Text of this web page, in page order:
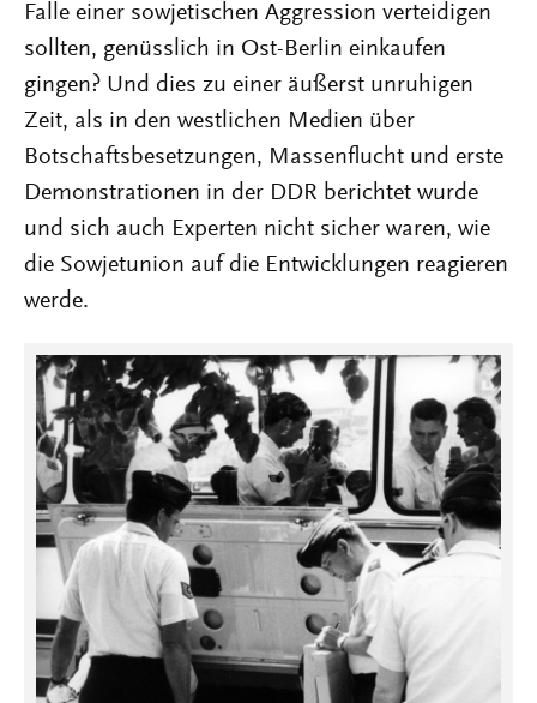
Falle einer sowjetischen Aggression verteidigen
sollten, genüsslich in Ost-Berlin einkaufen
gingen? Und dies zu einer äußerst unruhigen
Zeit, als in den westlichen Medien über
Botschaftsbesetzungen, Massenflucht und erste
Demonstrationen in der DDR berichtet wurde
und sich auch Experten nicht sicher waren, wie
die Sowjetunion auf die Entwicklungen reagieren
werde.